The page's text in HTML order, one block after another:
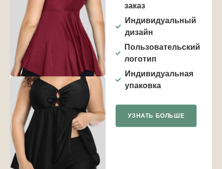
заказ
Индивидуальный
дизайн
Пользовательский
логотип
Индивидуальная
упаковка
УЗНАТЬ БОЛЬШЕ